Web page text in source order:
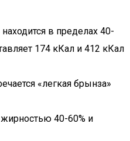
в пределах 40-
174 кКал и 412 кКал
«легкая брынза»
40-60% и